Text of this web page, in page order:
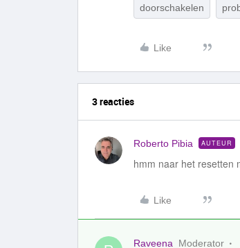
doorschakelen
Like
3 reacties
Roberto Pibia AUTEUR
hmm naar het resetten
Like
Raveena Moderator